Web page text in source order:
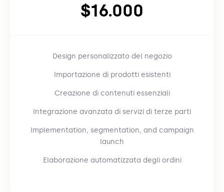
$16.000
Design personalizzato del negozio
Importazione di prodotti esistenti
Creazione di contenuti essenziali
Integrazione avanzata di servizi di terze parti
Implementation, segmentation, and campaign
launch
Elaborazione automatizzata degli ordini